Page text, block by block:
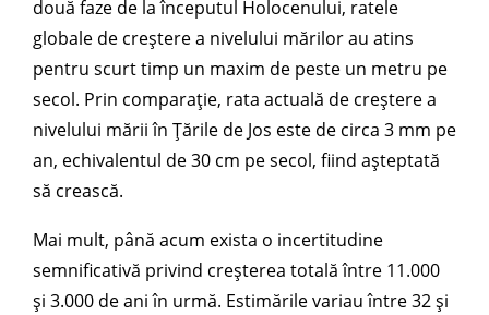
două faze de la începutul Holocenului, ratele
globale de creștere a nivelului mărilor au atins
pentru scurt timp un maxim de peste un metru pe
secol. Prin comparație, rata actuală de creștere a
nivelului mării în Țările de Jos este de circa 3 mm pe
an, echivalentul de 30 cm pe secol, fiind așteptată
să crească.
Mai mult, până acum exista o incertitudine
semnificativă privind creșterea totală între 11.000
și 3.000 de ani în urmă. Estimările variau între 32 și